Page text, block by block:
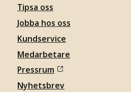
Tipsa oss
Jobba hos oss
Kundservice
Medarbetare
Pressrum
Nyhetsbrev